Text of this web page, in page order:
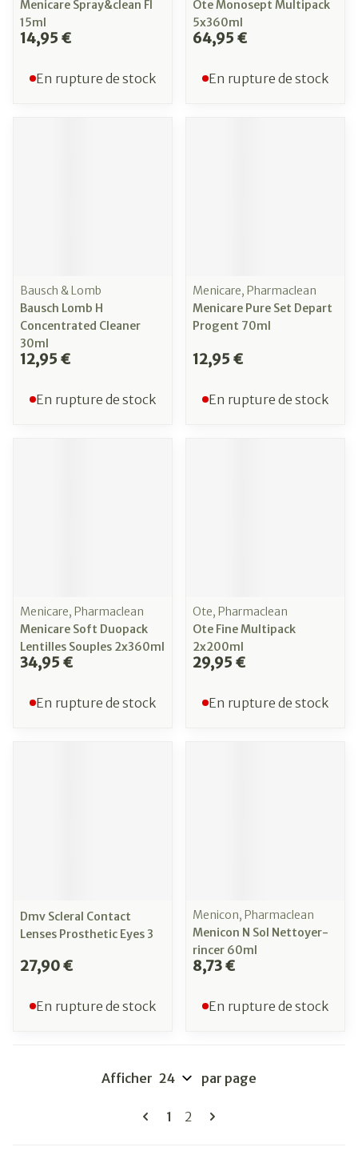
Menicare Spray&clean Fl
15ml
14,95 €
En rupture de stock
Ote Monosept Multipack
5x360ml
64,95 €
En rupture de stock
Bausch & Lomb
Bausch Lomb H
Concentrated Cleaner
30ml
12,95 €
En rupture de stock
Menicare, Pharmaclean
Menicare Pure Set Depart
Progent 70ml
12,95 €
En rupture de stock
Menicare, Pharmaclean
Menicare Soft Duopack
Lentilles Souples 2x360ml
34,95 €
En rupture de stock
Ote, Pharmaclean
Ote Fine Multipack
2x200ml
29,95 €
En rupture de stock
Dmv Scleral Contact
Lenses Prosthetic Eyes 3
27,90 €
En rupture de stock
Menicon, Pharmaclean
Menicon N Sol Nettoyer-
rincer 60ml
8,73 €
En rupture de stock
Pages
Vous lisez actuellement la page
1 Page
2
Afficher par page